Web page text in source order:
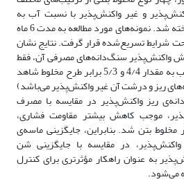
و غیر واکنش‌پذیر با نسبت آب به
سیمان 5/0 در آزمایشگاه ساخته شد. نمونه‌های مورد مطالعه به مدت 6 ماه
شرایط تسریع‌شده قرار گرفت. نتایج نشان
واکنش‌پذیر سنگ‌دانه‌های مصرفی آن، فقط
ماسه یا فقط شن بود، به ترتیب به مقدار 4/4 و 5/3 برابر طرح مخلوط شاهد
ریز و درشت آن غیر واکنش‌پذیر می‌باشد)
ریز واکنش‌پذیر در مقایسه با مصرف
موجب کاهش بیشتر مقاومت فشاری،
بتن شد. بنابراین، جایگزینی ماسه‌ی
در مقایسه با جایگزینی شن
به عنوان راهکار مؤثرتری برای کنترل
می‌شود.